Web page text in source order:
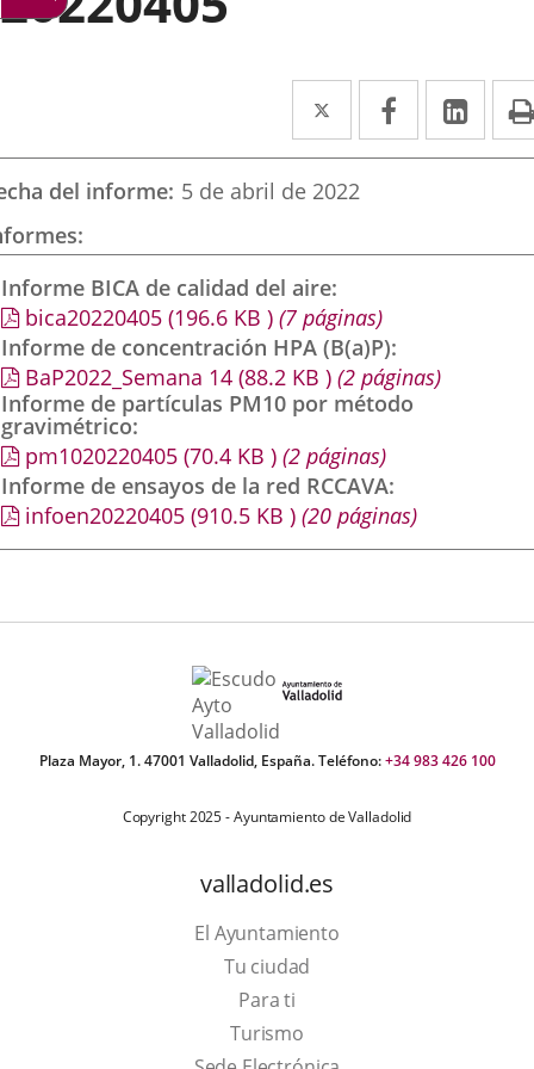
Twitter
Enlace
a
una
externa.
Facebook
Enlace
a
externa.
a
del informe 5 de abril de 2022
Informe BICA de calidad del aire
bica20220405 (196.6 KB ) (7 páginas)
Informe de concentración HPA (B(a)P)
BaP2022_Semana 14 (88.2 KB ) (2 páginas)
Informe de partículas PM10 por método
gravimétrico
pm1020220405 (70.4 KB ) (2 páginas)
Informe de ensayos de la red RCCAVA
infoen20220405 (910.5 KB ) (20 páginas)
Plaza Mayor, 1. 47001 Valladolid, España. Teléfono:+34 983 426 100
Copyright 2025 - Ayuntamiento de Valladolid
valladolid.es
El Ayuntamiento
Tu ciudad
Para ti
TurismoThis